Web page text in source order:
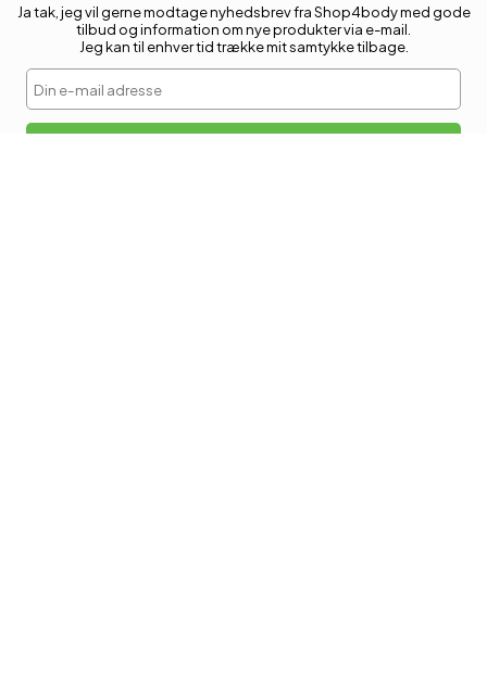
Ja tak, jeg vil gerne modtage nyhedsbrev fra Shop4body med gode
tilbud og information om nye produkter via e-mail.
Jeg kan til enhver tid trække mit samtykke tilbage.